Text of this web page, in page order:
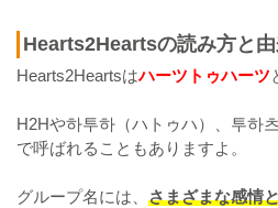
Hearts2Heartsの読み方と
Hearts2Heartsはハーツトゥハーツ
H2Hや하투하（ハトゥハ）、투하
で呼ばれることもありますよ。
グループ名には、 さまざまな感情